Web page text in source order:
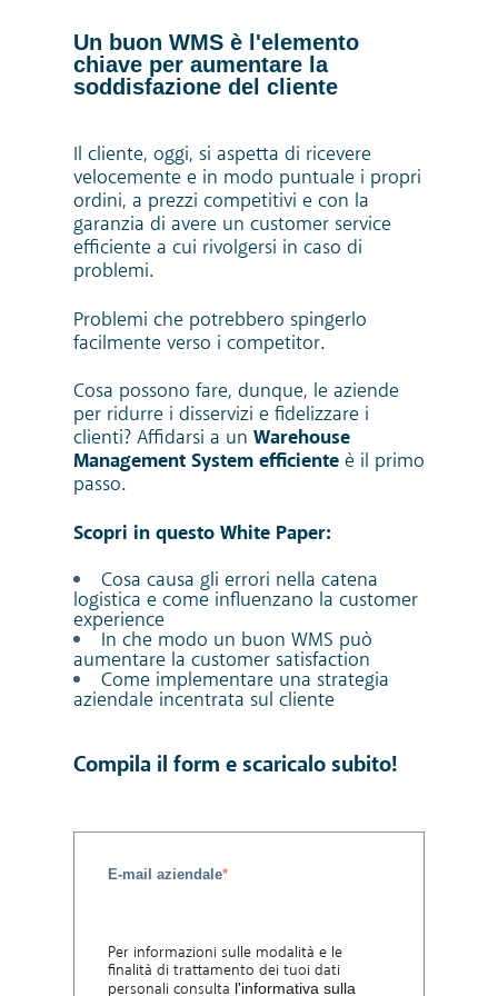
Un buon WMS è l'elemento
chiave per aumentare la
soddisfazione del cliente
Il cliente, oggi, si aspetta di ricevere
velocemente e in modo puntuale i propri
ordini, a prezzi competitivi e con la
garanzia di avere un customer service
efficiente a cui rivolgersi in caso di
problemi.
Problemi che potrebbero spingerlo
facilmente verso i competitor.
Cosa possono fare, dunque, le aziende
per ridurre i disservizi e fidelizzare i
clienti? Affidarsi a un Warehouse
Management System efficienteè il primo
passo.
Scopri in questo White Paper:
Cosa causa gli errori nella catena
logistica e come influenzano la customer
experience
In che modo un buon WMS può
aumentare la customer satisfaction
Come implementare una strategia
aziendale incentrata sul cliente
Compila il form e scaricalo subito!
E-mail aziendale*
Per informazioni sulle modalità e le
finalità di trattamento dei tuoi dati
personali consulta l'informativa sulla